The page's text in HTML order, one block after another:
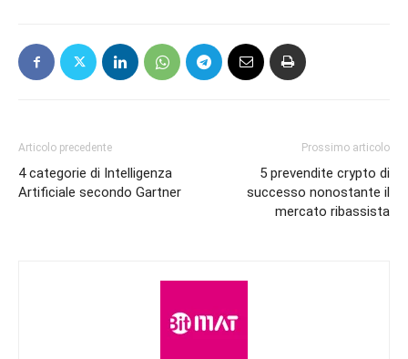
Articolo precedente
4 categorie di Intelligenza
Artificiale secondo Gartner
Prossimo articolo
5 prevendite crypto di
successo nonostante il
mercato ribassista